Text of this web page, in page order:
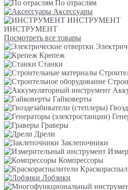
По отраслям
Аксессуары
ИНСТРУМЕНТ
ИНСТРУМЕНТ
Посмотреть все товары
Крепеж
Станки
Гайковерты
Граверы
Дрели
Заклепочники
Компрессоры
Лобзики